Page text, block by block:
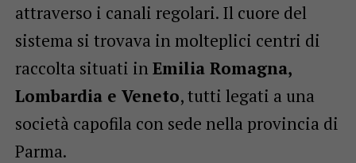
attraverso i canali regolari. Il cuore del
sistema si trovava in molteplici centri di
raccolta situati inEmilia Romagna,
Lombardia e Veneto, tutti legati a una
società capofila con sede nella provincia di
Parma.